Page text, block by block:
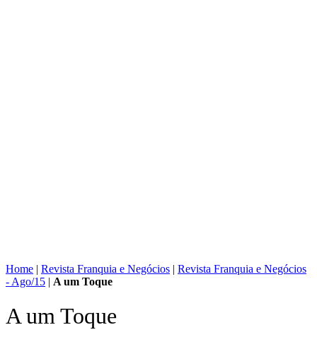
Home | Revista Franquia e Negócios | Revista Franquia e Negócios
- Ago/15 | A um Toque
A um Toque